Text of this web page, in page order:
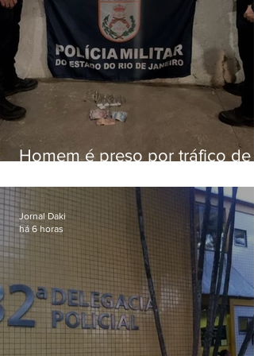
Homem é preso por tráfico de
Jornal Daki
há 6 horas